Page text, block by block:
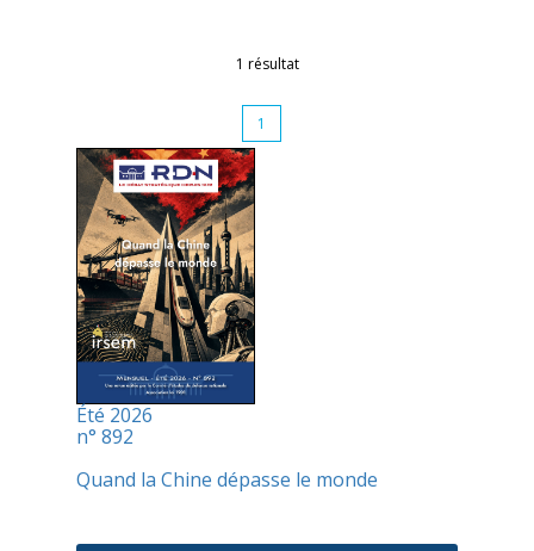
1 résultat
1
Été 2026
n° 892
Quand la Chine dépasse le monde